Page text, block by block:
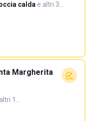
calda·e altri 3…
Margherita
1…